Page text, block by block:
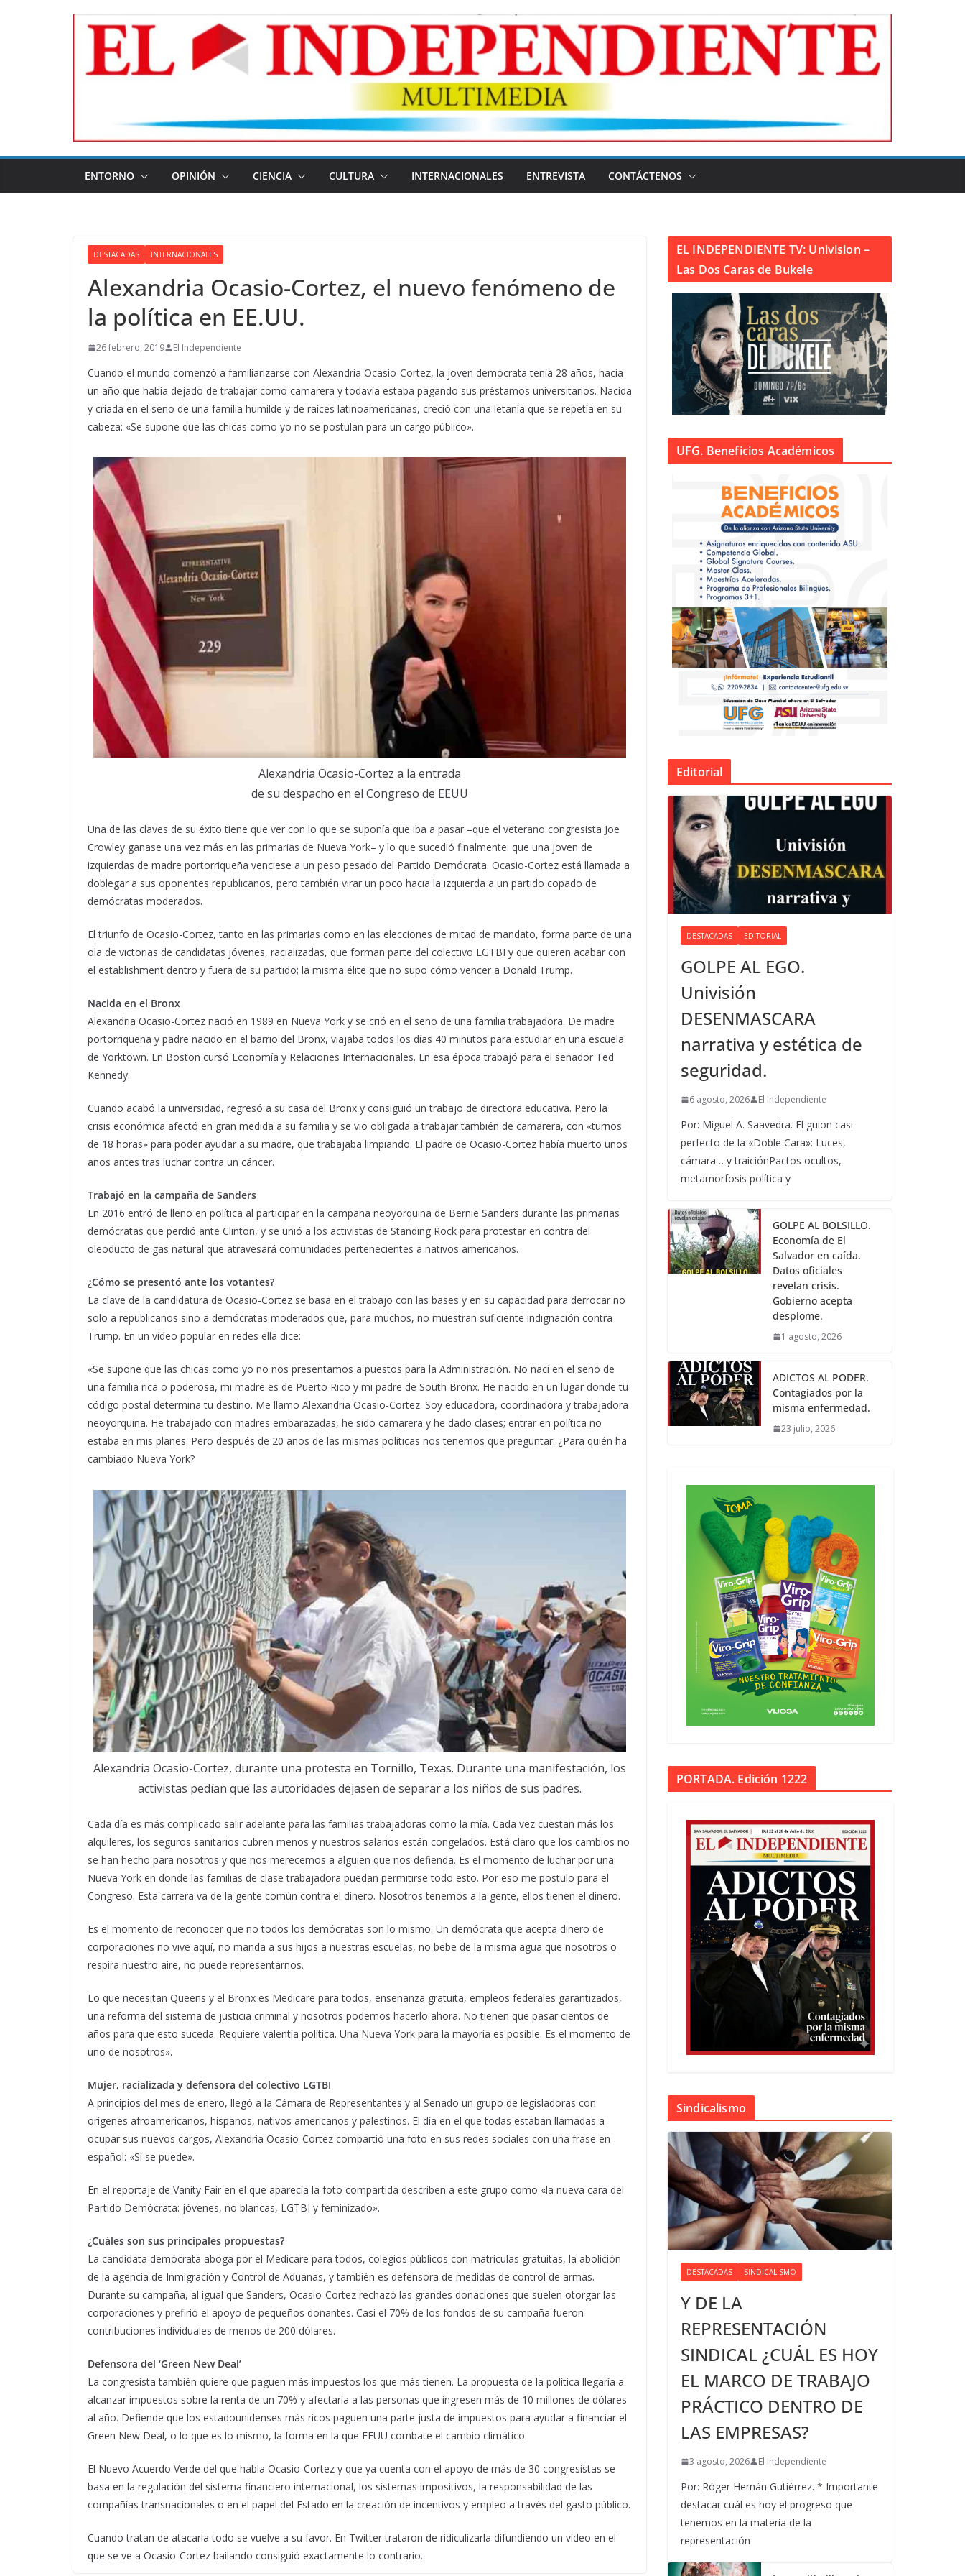
ENTORNO OPINIÓN CIENCIA CULTURA INTERNACIONALES ENTREVISTA CONTÁCTENOS
DESTACADAS INTERNACIONALES
Alexandria Ocasio-Cortez, el nuevo fenómeno de
la política en EE.UU.
26 febrero, 2019 El Independiente
Cuando el mundo comenzó a familiarizarse con Alexandria Ocasio-Cortez, la joven demócrata tenía 28 años, hacía
un año que había dejado de trabajar como camarera y todavía estaba pagando sus préstamos universitarios. Nacida
y criada en el seno de una familia humilde y de raíces latinoamericanas, creció con una letanía que se repetía en su
cabeza: «Se supone que las chicas como yo no se postulan para un cargo público».
Alexandria Ocasio-Cortez a la entrada
de su despacho en el Congreso de EEUU
Una de las claves de su éxito tiene que ver con lo que se suponía que iba a pasar –que el veterano congresista Joe
Crowley ganase una vez más en las primarias de Nueva York– y lo que sucedió finalmente: que una joven de
izquierdas de madre portorriqueña venciese a un peso pesado del Partido Demócrata. Ocasio-Cortez está llamada a
doblegar a sus oponentes republicanos, pero también virar un poco hacia la izquierda a un partido copado de
demócratas moderados.
El triunfo de Ocasio-Cortez, tanto en las primarias como en las elecciones de mitad de mandato, forma parte de una
ola de victorias de candidatas jóvenes, racializadas, que forman parte del colectivo LGTBI y que quieren acabar con
el establishment dentro y fuera de su partido; la misma élite que no supo cómo vencer a Donald Trump.
Nacida en el Bronx
Alexandria Ocasio-Cortez nació en 1989 en Nueva York y se crió en el seno de una familia trabajadora. De madre
portorriqueña y padre nacido en el barrio del Bronx, viajaba todos los días 40 minutos para estudiar en una escuela
de Yorktown. En Boston cursó Economía y Relaciones Internacionales. En esa época trabajó para el senador Ted
Kennedy.
Cuando acabó la universidad, regresó a su casa del Bronx y consiguió un trabajo de directora educativa. Pero la
crisis económica afectó en gran medida a su familia y se vio obligada a trabajar también de camarera, con «turnos
de 18 horas» para poder ayudar a su madre, que trabajaba limpiando. El padre de Ocasio-Cortez había muerto unos
años antes tras luchar contra un cáncer.
Trabajó en la campaña de Sanders
En 2016 entró de lleno en política al participar en la campaña neoyorquina de Bernie Sanders durante las primarias
demócratas que perdió ante Clinton, y se unió a los activistas de Standing Rock para protestar en contra del
oleoducto de gas natural que atravesará comunidades pertenecientes a nativos americanos.
¿Cómo se presentó ante los votantes?
La clave de la candidatura de Ocasio-Cortez se basa en el trabajo con las bases y en su capacidad para derrocar no
solo a republicanos sino a demócratas moderados que, para muchos, no muestran suficiente indignación contra
Trump. En un vídeo popular en redes ella dice:
«Se supone que las chicas como yo no nos presentamos a puestos para la Administración. No nací en el seno de
una familia rica o poderosa, mi madre es de Puerto Rico y mi padre de South Bronx. He nacido en un lugar donde tu
código postal determina tu destino. Me llamo Alexandria Ocasio-Cortez. Soy educadora, coordinadora y trabajadora
neoyorquina. He trabajado con madres embarazadas, he sido camarera y he dado clases; entrar en política no
estaba en mis planes. Pero después de 20 años de las mismas políticas nos tenemos que preguntar: ¿Para quién ha
cambiado Nueva York?
Alexandria Ocasio-Cortez, durante una protesta en Tornillo, Texas. Durante una manifestación, los
activistas pedían que las autoridades dejasen de separar a los niños de sus padres.
Cada día es más complicado salir adelante para las familias trabajadoras como la mía. Cada vez cuestan más los
alquileres, los seguros sanitarios cubren menos y nuestros salarios están congelados. Está claro que los cambios no
se han hecho para nosotros y que nos merecemos a alguien que nos defienda. Es el momento de luchar por una
Nueva York en donde las familias de clase trabajadora puedan permitirse todo esto. Por eso me postulo para el
Congreso. Esta carrera va de la gente común contra el dinero. Nosotros tenemos a la gente, ellos tienen el dinero.
Es el momento de reconocer que no todos los demócratas son lo mismo. Un demócrata que acepta dinero de
corporaciones no vive aquí, no manda a sus hijos a nuestras escuelas, no bebe de la misma agua que nosotros o
respira nuestro aire, no puede representarnos.
Lo que necesitan Queens y el Bronx es Medicare para todos, enseñanza gratuita, empleos federales garantizados,
una reforma del sistema de justicia criminal y nosotros podemos hacerlo ahora. No tienen que pasar cientos de
años para que esto suceda. Requiere valentía política. Una Nueva York para la mayoría es posible. Es el momento de
uno de nosotros».
Mujer, racializada y defensora del colectivo LGTBI
A principios del mes de enero, llegó a la Cámara de Representantes y al Senado un grupo de legisladoras con
orígenes afroamericanos, hispanos, nativos americanos y palestinos. El día en el que todas estaban llamadas a
ocupar sus nuevos cargos, Alexandria Ocasio-Cortez compartió una foto en sus redes sociales con una frase en
español: «Sí se puede».
En el reportaje de Vanity Fair en el que aparecía la foto compartida describen a este grupo como «la nueva cara del
Partido Demócrata: jóvenes, no blancas, LGTBI y feminizado».
¿Cuáles son sus principales propuestas?
La candidata demócrata aboga por el Medicare para todos, colegios públicos con matrículas gratuitas, la abolición
de la agencia de Inmigración y Control de Aduanas, y también es defensora de medidas de control de armas.
Durante su campaña, al igual que Sanders, Ocasio-Cortez rechazó las grandes donaciones que suelen otorgar las
corporaciones y prefirió el apoyo de pequeños donantes. Casi el 70% de los fondos de su campaña fueron
contribuciones individuales de menos de 200 dólares.
Defensora del ‘Green New Deal’
La congresista también quiere que paguen más impuestos los que más tienen. La propuesta de la política llegaría a
alcanzar impuestos sobre la renta de un 70% y afectaría a las personas que ingresen más de 10 millones de dólares
al año. Defiende que los estadounidenses más ricos paguen una parte justa de impuestos para ayudar a financiar el
Green New Deal, o lo que es lo mismo, la forma en la que EEUU combate el cambio climático.
El Nuevo Acuerdo Verde del que habla Ocasio-Cortez y que ya cuenta con el apoyo de más de 30 congresistas se
basa en la regulación del sistema financiero internacional, los sistemas impositivos, la responsabilidad de las
compañías transnacionales o en el papel del Estado en la creación de incentivos y empleo a través del gasto público.
Cuando tratan de atacarla todo se vuelve a su favor. En Twitter trataron de ridiculizarla difundiendo un vídeo en el
que se ve a Ocasio-Cortez bailando consiguió exactamente lo contrario.
EL INDEPENDIENTE TV: Univision –
Las Dos Caras de Bukele
UFG. Beneficios Académicos
Editorial
DESTACADAS EDITORIAL
GOLPE AL EGO.
Univisión
DESENMASCARA
narrativa y estética de
seguridad.
6 agosto, 2026 El Independiente
Por: Miguel A. Saavedra. El guion casi
perfecto de la «Doble Cara»: Luces,
cámara… y traiciónPactos ocultos,
metamorfosis política y
GOLPE AL BOLSILLO.
Economía de El
Salvador en caída.
Datos oficiales
revelan crisis.
Gobierno acepta
desplome.
1 agosto, 2026
ADICTOS AL PODER.
Contagiados por la
misma enfermedad.
23 julio, 2026
PORTADA. Edición 1222
Sindicalismo
DESTACADAS SINDICALISMO
Y DE LA
REPRESENTACIÓN
SINDICAL ¿CUÁL ES HOY
EL MARCO DE TRABAJO
PRÁCTICO DENTRO DE
LAS EMPRESAS?
3 agosto, 2026 El Independiente
Por: Róger Hernán Gutiérrez. * Importante
destacar cuál es hoy el progreso que
tenemos en la materia de la
representación